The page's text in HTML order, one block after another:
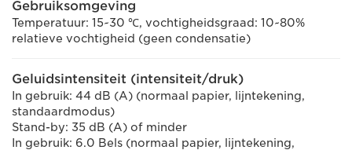
Gebruiksomgeving
Temperatuur: 15~30 ℃, vochtigheidsgraad: 10~80%
relatieve vochtigheid (geen condensatie)
Geluidsintensiteit (intensiteit/druk)
In gebruik: 44 dB (A) (normaal papier, lijntekening,
standaardmodus)
Stand-by: 35 dB (A) of minder
In gebruik: 6.0 Bels (normaal papier, lijntekening,